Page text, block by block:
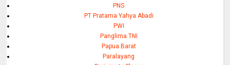
PNS
PT Pratama Yahya Abadi
PWI
Panglima TNI
Papua Barat
Paralayang